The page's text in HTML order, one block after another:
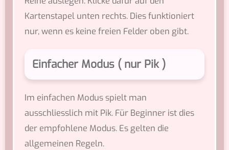
Kartenstapel unten rechts. Dies funktioniert
nur, wenn es keine freien Felder oben gibt.
Einfacher Modus ( nur Pik )
Im einfachen Modus spielt man
ausschliesslich mit Pik. Für Beginner ist dies
der empfohlene Modus. Es gelten die
allgemeinen Regeln.